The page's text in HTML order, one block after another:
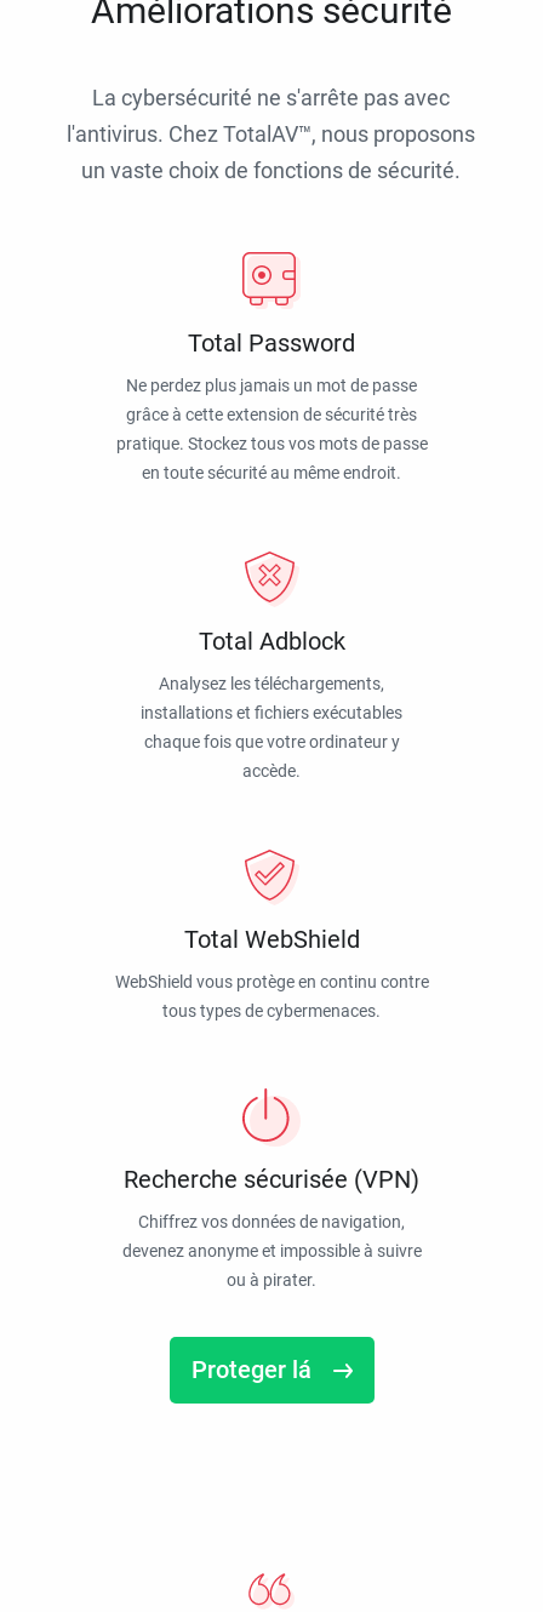
Améliorations sécurité
La cybersécurité ne s'arrête pas avec
l'antivirus. Chez TotalAV™, nous proposons
un vaste choix de fonctions de sécurité.
Total Password
Ne perdez plus jamais un mot de passe
grâce à cette extension de sécurité très
pratique. Stockez tous vos mots de passe
en toute sécurité au même endroit.
Total Adblock
Analysez les téléchargements,
installations et fichiers exécutables
chaque fois que votre ordinateur y
accède.
Total WebShield
WebShield vous protège en continu contre
tous types de cybermenaces.
Recherche sécurisée (VPN)
Chiffrez vos données de navigation,
devenez anonyme et impossible à suivre
ou à pirater.
Proteger lá